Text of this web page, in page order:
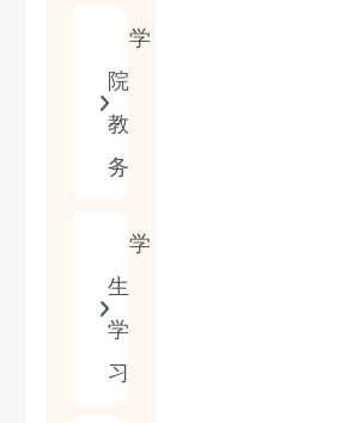
学
院
教
务
学
生
学
习